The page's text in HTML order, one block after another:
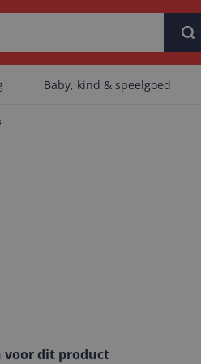
Baby, kind & speelgoed
voor dit product